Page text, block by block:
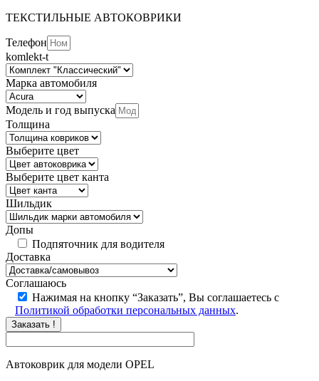
ТЕКСТИЛЬНЫЕ АВТОКОВРИКИ
Телефон
komlekt-t
Марка автомобиля
Модель и год выпуска
Толщина
Выберите цвет
Выберите цвет канта
Шильдик
Допы
Подпяточник для водителя
Доставка
Соглашаюсь
Нажимая на кнопку “Заказать”, Вы соглашаетесь с
Политикой обработки персональных данных.
Заказать !
Автоковрик для модели OPEL